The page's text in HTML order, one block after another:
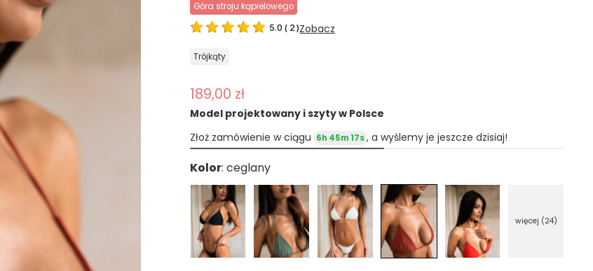
góra stroju kąpielowego
5.0 ( 2 )Zobacz
trójkąty
189,00 zł
Model projektowany i szyty w Polsce
Złoż zamówienie w ciągu 6h 45m 16s , a wyślemy je jeszcze dzisiaj!
Kolor
więcej (24)